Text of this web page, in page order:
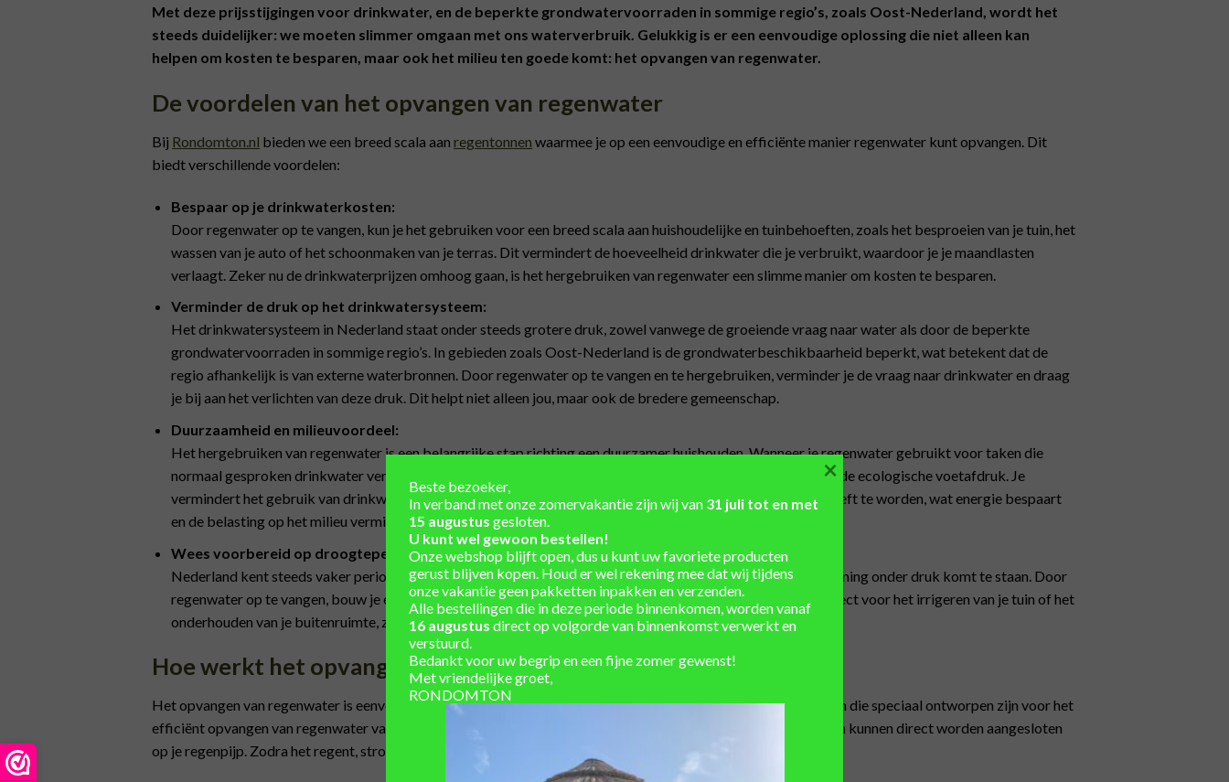
Met deze prijsstijgingen voor drinkwater, en de beperkte grondwatervoorraden in sommige regio’s, zoals Oost-Nederland, wordt het
steeds duidelijker: we moeten slimmer omgaan met ons waterverbruik. Gelukkig is er een eenvoudige oplossing die niet alleen kan
helpen om kosten te besparen, maar ook het milieu ten goede komt: het opvangen van regenwater.
De voordelen van het opvangen van regenwater
Bij Rondomton.nl bieden we een breed scala aanregentonnen waarmee je op een eenvoudige en efficiënte manier regenwater kunt opvangen. Dit
biedt verschillende voordelen:
Bespaar op je drinkwaterkosten:
Door regenwater op te vangen, kun je het gebruiken voor een breed scala aan huishoudelijke en tuinbehoeften, zoals het besproeien van je tuin, het
wassen van je auto of het schoonmaken van je terras. Dit vermindert de hoeveelheid drinkwater die je verbruikt, waardoor je je maandlasten
verlaagt. Zeker nu de drinkwaterprijzen omhoog gaan, is het hergebruiken van regenwater een slimme manier om kosten te besparen.
Verminder de druk op het drinkwatersysteem:
Het drinkwatersysteem in Nederland staat onder steeds grotere druk, zowel vanwege de groeiende vraag naar water als door de beperkte
grondwatervoorraden in sommige regio’s. In gebieden zoals Oost-Nederland is de grondwaterbeschikbaarheid beperkt, wat betekent dat de
regio afhankelijk is van externe waterbronnen. Door regenwater op te vangen en te hergebruiken, verminder je de vraag naar drinkwater en draag
je bij aan het verlichten van deze druk. Dit helpt niet alleen jou, maar ook de bredere gemeenschap.
Duurzaamheid en milieuvoordeel:
Het hergebruiken van regenwater is een belangrijke stap richting een duurzamer huishouden. Wanneer je regenwater gebruikt voor taken die
normaal gesproken drinkwater vereisen, zoals tuinirrigatie of schoonmaak, draag je bij aan het verlagen van de ecologische voetafdruk. Je
vermindert het gebruik van drinkwater, waardoor er minder water gepompt, gezuiverd en gedistribueerd hoeft te worden, wat energie bespaart
en de belasting op het milieu vermindert.
Wees voorbereid op droogteperiodes:
Nederland kent steeds vaker periodes van droogte, waarbij het waterverbruik toeneemt en de watervoorziening onder druk komt te staan. Door
regenwater op te vangen, bouw je een buffer op die je kan helpen tijdens droge periodes. Regenwater is perfect voor het irrigeren van je tuin of het
onderhouden van je buitenruimte, zelfs wanneer er waterbesparende maatregelen van kracht zijn.
Hoe werkt het opvangen van regenwater?
Het opvangen van regenwater is eenvoudiger dan je denkt. Bij Rondomton.nl bieden wij diverse regentonnen aan die speciaal ontworpen zijn voor het
efficiënt opvangen van regenwater van bijvoorbeeld je dakgoot. De regentonnen zijn eenvoudig te installeren en kunnen direct worden aangesloten
op je regenpijp. Zodra het regent, stroomt het regenwater in de ton, waar je het kunt opslaan voor later gebruik.
Beste bezoeker,
In verband met onze zomervakantie zijn wij van 31 juli tot en met
15 augustus gesloten.
U kunt wel gewoon bestellen!
Onze webshop blijft open, dus u kunt uw favoriete producten
gerust blijven kopen. Houd er wel rekening mee dat wij tijdens
onze vakantie geen pakketten inpakken en verzenden.
Alle bestellingen die in deze periode binnenkomen, worden vanaf
16 augustus direct op volgorde van binnenkomst verwerkt en
verstuurd.
Bedankt voor uw begrip en een fijne zomer gewenst!
Met vriendelijke groet,
RONDOMTON
×